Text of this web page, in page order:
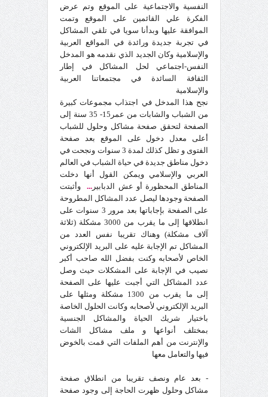
النفسية والاجتماعية على الموقع وتم عرض
الفكرة علي القائمين على الموقع وتمت
الموافقة عليها وبدأنا سويا في تلقي المشاكل
في تجربة جديدةورائدة في المواقع العربية
والإسلامية وكان الجديد الذي نقدمه هو المدخل
النفس-اجتماعي لحل المشاكل في إطار
الثقافة السائدة في مجتمعاتنا العربية
والإسلامية
نجح هذا المدخل في اجتذاب مجموعات كبيرة
من الشباب والشابات من عمر15- 35 سنة إلى
الصفحة لتحقق صفحة مشاكل وحلول للشباب
أعلى معدل دخول على الموقع بعد صفحة
الفتوى و تظل كذلك لمدة 3 سنوات ونجحت في
دخول مناطق جديدة في حياة الشباب في العالم
العربي والإسلامي ويمكن القول أنها دخلت
المناطق المحظورة أو عش الدبابير ...
وأثبتت
الصفحة وجودها ليصل عدد المشاكل المطروحة
على الصفحة بإجاباتها بعد مرور 3 سنوات على
انطلاقها إلى ما يقرب من 3000 مشكلة (ثلاثة
آلاف مشكلة) وهناك تقريبا نفس العدد من
المشاكل تم الإجابة عليه على البريد الإلكتروني
الخاص لأصحابه وكنت بفضل الله صاحب أكبر
نصيب في الإجابة على المشكلات حيث وصل
عدد المشاكل التي أجبت عليها على الصفحة
إلى ما يقرب من 1300 مشكلة ومثلها على
البريد الإلكتروني لأصحابه وكانت الحلول الخاصة
باختيار شريك الحياة والمشاكل الجنسية
بمختلف أنواعها و ملف مشاكل الشات
والإنترنت من أهم الملفات التي قمت بالخوض
فيها والتعامل معها
- بعد عام ونصف تقريبا من انطلاق صفحة
مشاكل وحلول ظهرت الحاجة إلى وجود صفحة